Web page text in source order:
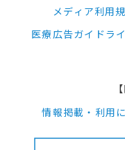
メディア利用
医療広告ガイドラ
情報掲載・利用